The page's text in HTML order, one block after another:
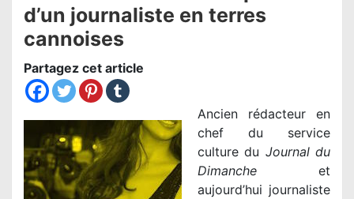
d’un journaliste en terres
cannoises
Partagez cet article
Ancien rédacteur en
chef du service
culture du Journal du
Dimanche et
aujourd’hui journaliste